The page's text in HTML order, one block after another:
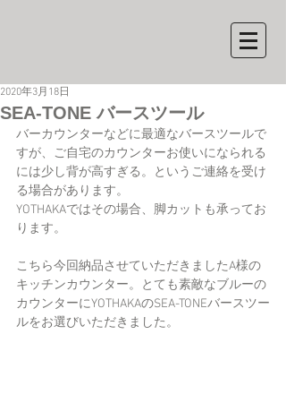
SEA-TONE バースツール
2020年3月18日
バーカウンターなどに最適なバースツールで
すが、ご自宅のカウンターお使いになられる
には少し背が高すぎる。というご連絡を受け
る場合があります。
YOTHAKAではその場合、脚カットも承ってお
ります。
こちら今回納品させていただきましたA様の
キッチンカウンター。とても素敵なブルーの
カウンターにYOTHAKAのSEA-TONEバースツー
ルをお選びいただきました。